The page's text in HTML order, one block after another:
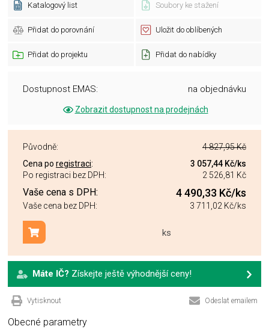
Katalogový list Soubory ke stažení
Přidat do porovnání Uložit do oblíbených
Přidat do projektu Přidat do nabídky
Dostupnost EMAS: na objednávku
Zobrazit dostupnost na prodejnách
Původně:
4 827,95 Kč
Cena po registraci: 3 057,44 Kč/ks
Po registraci bez DPH:
2 526,81 Kč
Vaše cena s DPH: 4 490,33 Kč/ks
Vaše cena bez DPH: 3 711,02 Kč/ks
ks
Přidat do košíku
Máte IČ? Získejte ještě výhodnější ceny!
Vytisknout Odeslat emailem
Obecné parametry